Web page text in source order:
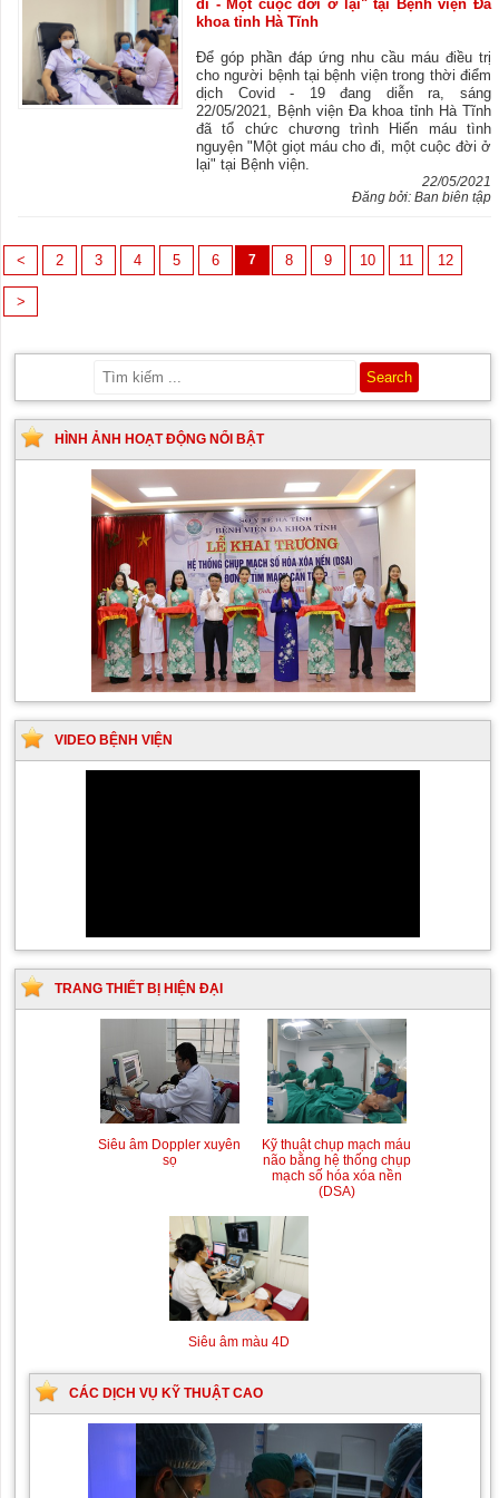
đi - Một cuộc đời ở lại" tại Bệnh viện Đa
khoa tỉnh Hà Tĩnh
Để góp phần đáp ứng nhu cầu máu điều trị
cho người bệnh tại bệnh viện trong thời điểm
dịch Covid - 19 đang diễn ra, sáng
22/05/2021, Bệnh viện Đa khoa tỉnh Hà Tĩnh
đã tổ chức chương trình Hiến máu tình
nguyện "Một giọt máu cho đi, một cuộc đời ở
lại" tại Bệnh viện.
22/05/2021
Đăng bởi: Ban biên tập
< 2 3 4 5 6 7 8 9 10 11 12
>
HÌNH ẢNH HOẠT ĐỘNG NỔI BẬT
VIDEO BỆNH VIỆN
TRANG THIẾT BỊ HIỆN ĐẠI
Siêu âm Doppler xuyên
sọ
Kỹ thuật chụp mạch máu
não bằng hệ thống chụp
mạch số hóa xóa nền
(DSA)
Siêu âm màu 4D
CÁC DỊCH VỤ KỸ THUẬT CAO